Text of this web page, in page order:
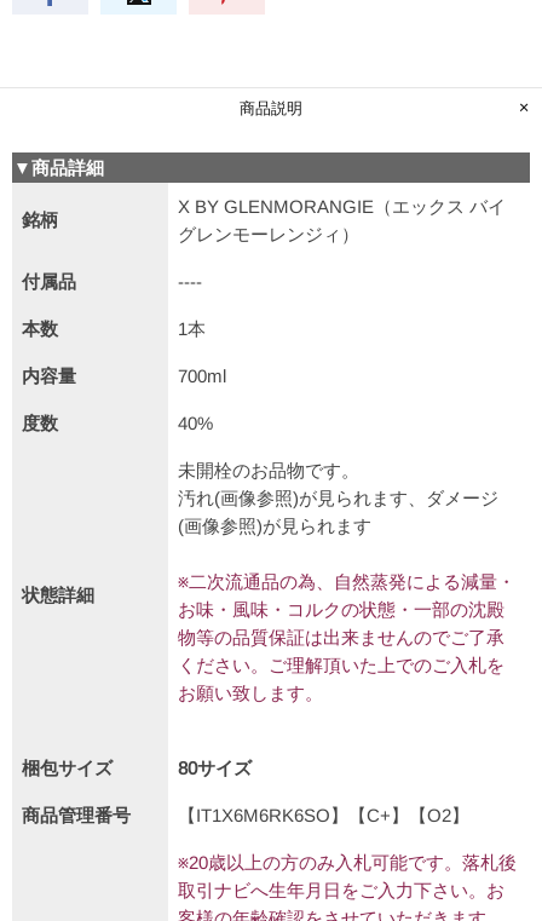
商品説明
▼商品詳細
銘柄
X BY GLENMORANGIE（エックス バイ
グレンモーレンジィ）
付属品 ----
本数 1本
内容量 700ml
度数 40%
状態詳細
未開栓のお品物です。
汚れ(画像参照)が見られます、ダメージ
(画像参照)が見られます
※二次流通品の為、自然蒸発による減量・
お味・風味・コルクの状態・一部の沈殿
物等の品質保証は出来ませんのでご了承
ください。ご理解頂いた上でのご入札を
お願い致します。
梱包サイズ 80サイズ
商品管理番号 【IT1X6M6RK6SO】【C+】【O2】
※20歳以上の方のみ入札可能です。落札後
取引ナビへ生年月日をご入力下さい。お